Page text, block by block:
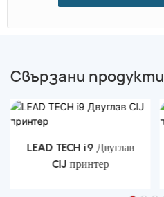
Свързани продукти
LEAD TECH i9 Двуглав
CIJ принтер